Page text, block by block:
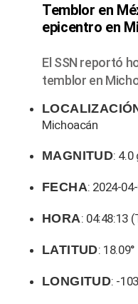
Temblor en
epicentro en
El SSN reportó
temblor en
Michoacán
MAGNITUD: 4.0
FECHA: 2024-
HORA: 04:48:13
LATITUD: 18.09°
LONGITUD: -